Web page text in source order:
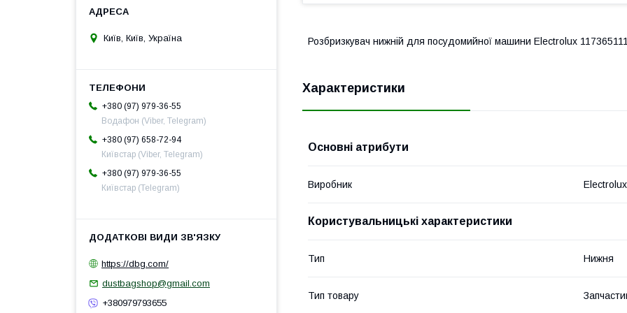
Розбризкувач нижній для посудомийної машини Electrolux
Характеристики
Основні атрибути
Виробник Electrolux
Користувальницькі характеристики
Тип Нижня
Тип товару
Київ, Київ, Україна
+380 (97) 979-36-55
Водафон (Viber, Telegram)
+380 (97) 658-72-94
Київстар (Viber, Telegram)
+380 (97) 979-36-55
Київстар (Telegram)
https://dbg.com/
dustbagshop@gmail.com
+380979793655